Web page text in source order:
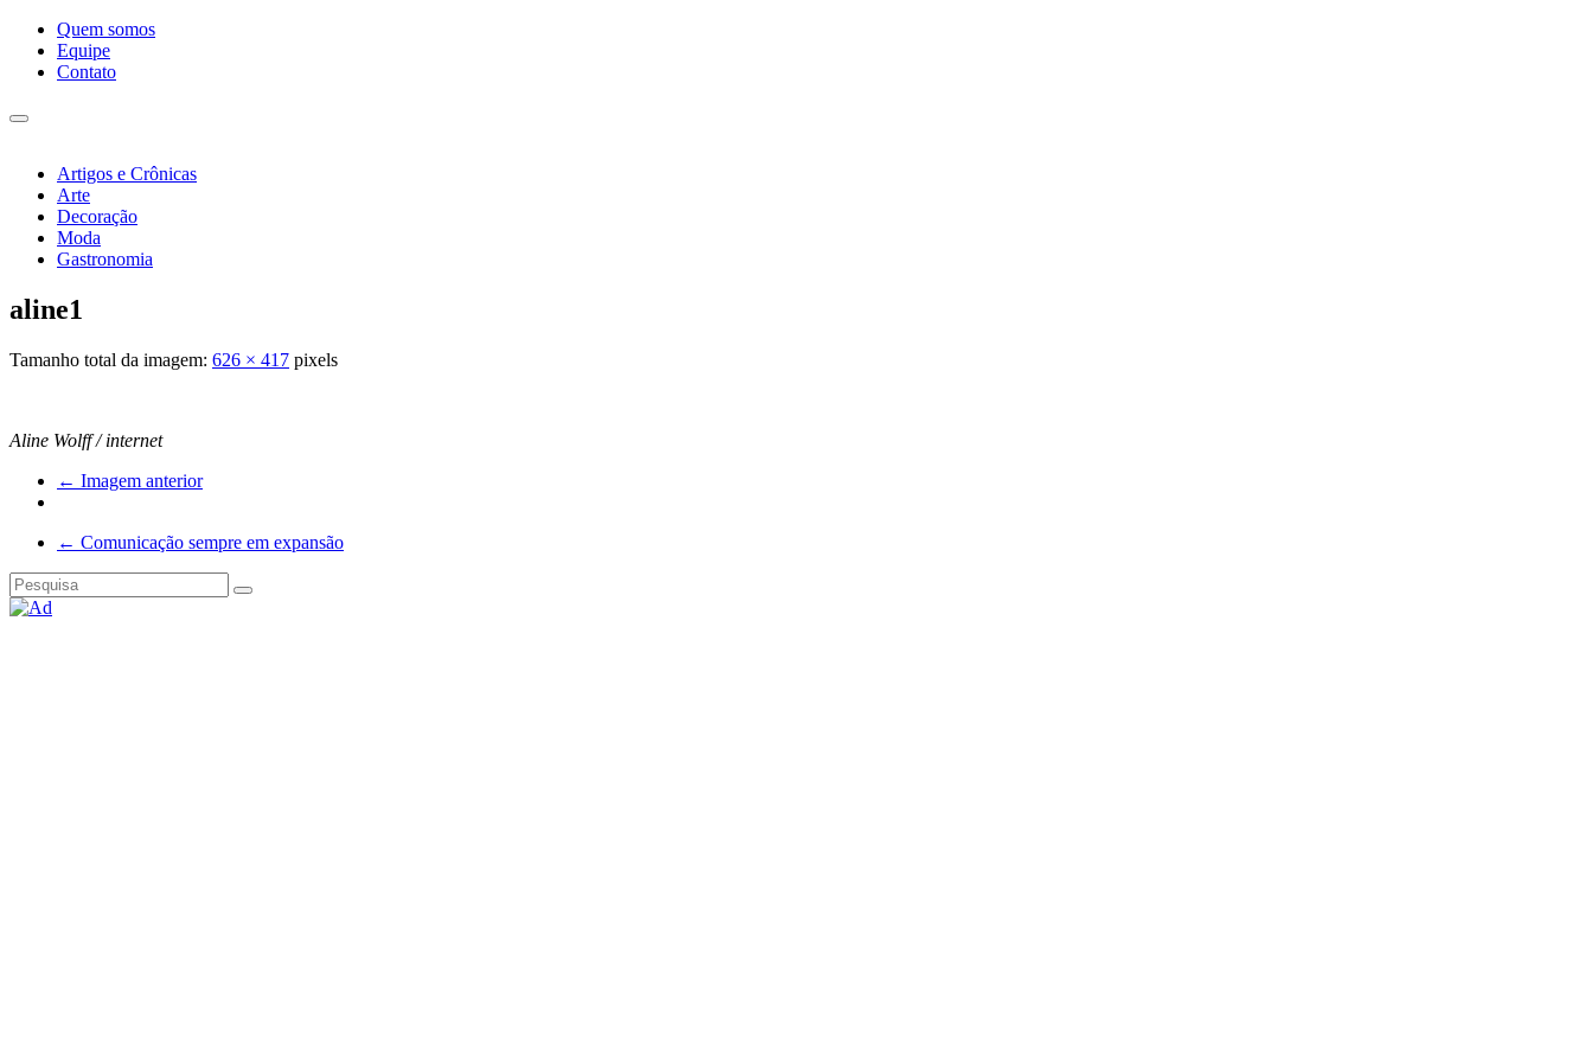
Pular
para
Quem somos
Equipe
Contato
Alternar
Artigos e Crônicas
Arte
Decoração
Moda
Gastronomia
aline1
Tamanho total da imagem: 626 × 417 pixels
Aline Wolff / internet
← Imagem anterior
← Comunicação sempre em expansão